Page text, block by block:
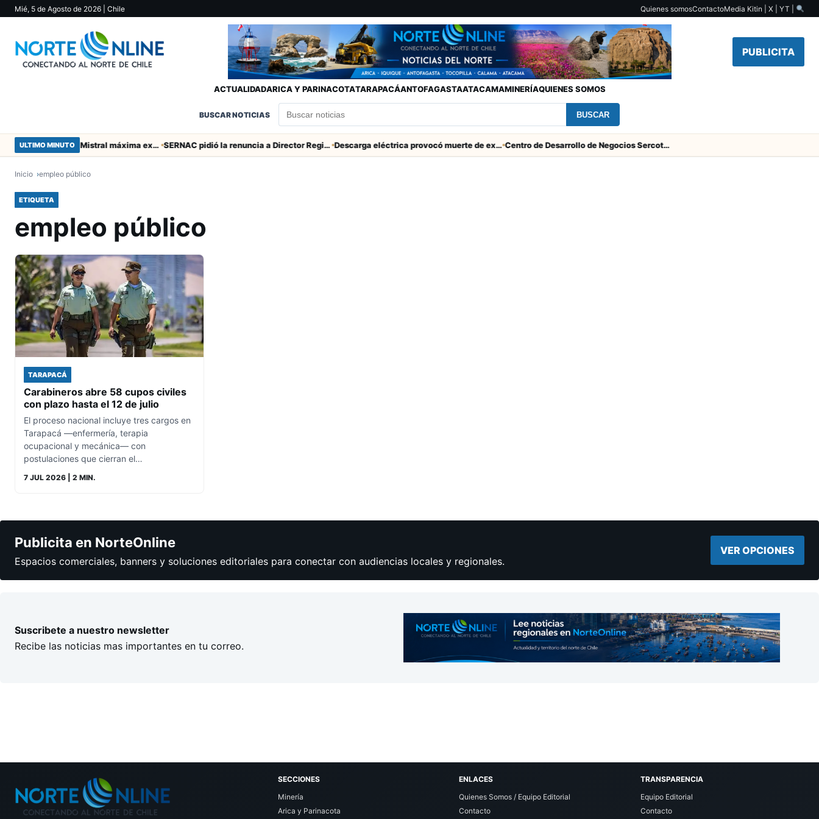
Mié, 5 de Agosto de 2026 | Chile Quienes somosContactoMedia Kitin | X | YT |
PUBLICITA
ACTUALIDADARICA Y PARINACOTATARAPACÁANTOFAGASTAATACAMAMINERÍAQUIENES SOMOS
BUSCAR NOTICIAS BUSCAR
ULTIMO MINUTO Murió tacneña Charito Mistral máxima exponente de la música criolla durante 50 años SERNAC pidió la renuncia a Director Regional (s) de Arica por contratar solo a militantes del Gobierno Descarga eléctrica provocó muerte de extranjero que robaba cables en Cerro Chuño Centro de Desarrollo de Negocios Sercotec-INACAP inaugura Academia de Mujeres Empresarias 2026
Inicio empleo público
ETIQUETA
empleo público
TARAPACÁ
Carabineros abre 58 cupos civiles
con plazo hasta el 12 de julio
El proceso nacional incluye tres cargos en
Tarapacá —enfermería, terapia
ocupacional y mecánica— con
postulaciones que cierran el…
7 JUL 2026 | 2 MIN.
Publicita en NorteOnline
Espacios comerciales, banners y soluciones editoriales para conectar con audiencias locales y regionales.
VER OPCIONES
Suscribete a nuestro newsletter
Recibe las noticias mas importantes en tu correo.
SECCIONES
Minería
Arica y Parinacota
ENLACES
Quienes Somos / Equipo Editorial
Contacto
TRANSPARENCIA
Equipo Editorial
Contacto